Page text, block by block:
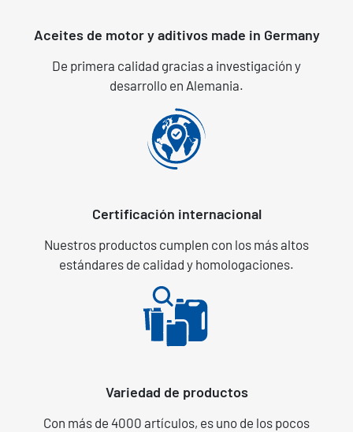
Aceites de motor y aditivos made in Germany
De primera calidad gracias a investigación y
desarrollo en Alemania.
Certificación internacional
Nuestros productos cumplen con los más altos
estándares de calidad y homologaciones.
Variedad de productos
Con más de 4000 artículos, es uno de los pocos